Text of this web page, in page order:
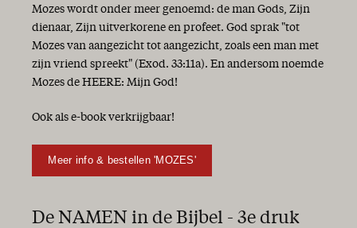
Mozes wordt onder meer genoemd: de man Gods, Zijn
dienaar, Zijn uitverkorene en profeet. God sprak "tot
Mozes van aangezicht tot aangezicht, zoals een man met
zijn vriend spreekt" (Exod. 33:11a). En andersom noemde
Mozes de HEERE: Mijn God!
Ook als e-book verkrijgbaar!
Meer info & bestellen 'MOZES'
De NAMEN in de Bijbel - 3e druk